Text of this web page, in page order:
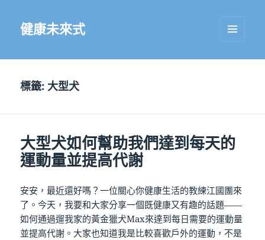
健康未來式
小工具
標籤: 大型犬
大型犬如何幫助我們達到每天的
運動量並提高代謝
安安，最近還好嗎？一位關心你健康生活的教練江國團來
了。今天，我要和大家分享一個既健康又有趣的話題——
如何通過遛我家的黃金獵犬Max來達到每日需要的運動量
並提高代謝。大家也知道我是比較喜歡戶外的運動，不是